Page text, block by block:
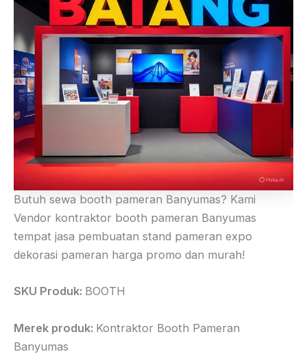
Butuh sewa booth pameran Banyumas? Kami
Vendor kontraktor booth pameran Banyumas
tempat jasa pembuatan stand pameran expo
dekorasi pameran harga promo dan murah!
SKU Produk: BOOTH
Merek produk: Kontraktor Booth Pameran
Banyumas